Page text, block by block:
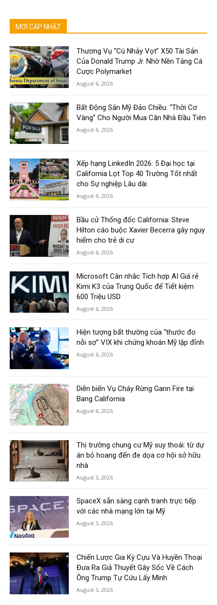
MỚI CẬP NHẬT
Thương Vụ “Cú Nhảy Vọt” X50 Tài Sản
Của Donald Trump Jr. Nhờ Nền Tảng Cá
Cược Polymarket
August 6, 2026
Bất Động Sản Mỹ Đảo Chiều: “Thời Cơ
Vàng” Cho Người Mua Căn Nhà Đầu Tiên
August 6, 2026
Xếp hạng LinkedIn 2026: 5 Đại học tại
California Lọt Top 40 Trường Tốt nhất
cho Sự nghiệp Lâu dài
August 6, 2026
Bầu cử Thống đốc California: Steve
Hilton cáo buộc Xavier Becerra gây nguy
hiểm cho trẻ di cư
August 6, 2026
Microsoft Cân nhắc Tích hợp AI Giá rẻ
Kimi K3 của Trung Quốc để Tiết kiệm
600 Triệu USD
August 6, 2026
Hiện tượng bất thường của “thước đo
nỗi sợ” VIX khi chứng khoán Mỹ lập đỉnh
August 6, 2026
Diễn biến Vụ Cháy Rừng Gann Fire tại
Bang California
August 6, 2026
Thị trường chung cư Mỹ suy thoái: từ dự
án bỏ hoang đến đe dọa cơ hội sở hữu
nhà
August 5, 2026
SpaceX sẵn sàng cạnh tranh trực tiếp
với các nhà mạng lớn tại Mỹ
August 5, 2026
Chiến Lược Gia Kỳ Cựu Và Huyền Thoại
Đưa Ra Giả Thuyết Gây Sốc Về Cách
Ông Trump Tự Cứu Lấy Mình
August 5, 2026